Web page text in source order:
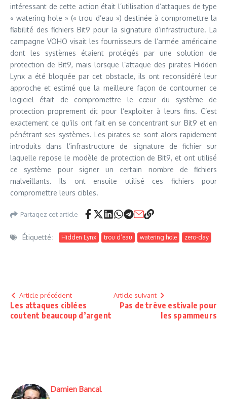
intéressant de cette action était l’utilisation d’attaques de type
« watering hole » (« trou d’eau ») destinée à compromettre la
fiabilité des fichiers Bit9 pour la signature d’infrastructure. La
campagne VOHO visait les fournisseurs de l’armée américaine
dont les systèmes étaient protégés par une solution de
protection de Bit9, mais lorsque l’attaque des pirates Hidden
Lynx a été bloquée par cet obstacle, ils ont reconsidéré leur
approche et estimé que la meilleure façon de contourner ce
logiciel était de compromettre le cœur du système de
protection proprement dit pour l’exploiter à leurs fins. C’est
exactement ce qu’ils ont fait en se concentrant sur Bit9 et en
pénétrant ses systèmes. Les pirates se sont alors rapidement
introduits dans l’infrastructure de signature de fichier sur
laquelle repose le modèle de protection de Bit9, et ont utilisé
ce système pour signer un certain nombre de fichiers
malveillants. Ils ont ensuite utilisé ces fichiers pour
compromettre leurs cibles.
Partagez cet article
Étiquetté : Hidden Lynx trou d’eau watering hole zero-day
Article précédent
Les attaques ciblées
coutent beaucoup d’argent
Article suivant
Pas de trêve estivale pour
les spammeurs
Damien Bancal